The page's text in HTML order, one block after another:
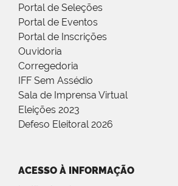
Portal de Seleções
Portal de Eventos
Portal de Inscrições
Ouvidoria
Corregedoria
IFF Sem Assédio
Sala de Imprensa Virtual
Eleições 2023
Defeso Eleitoral 2026
ACESSO À INFORMAÇÃO